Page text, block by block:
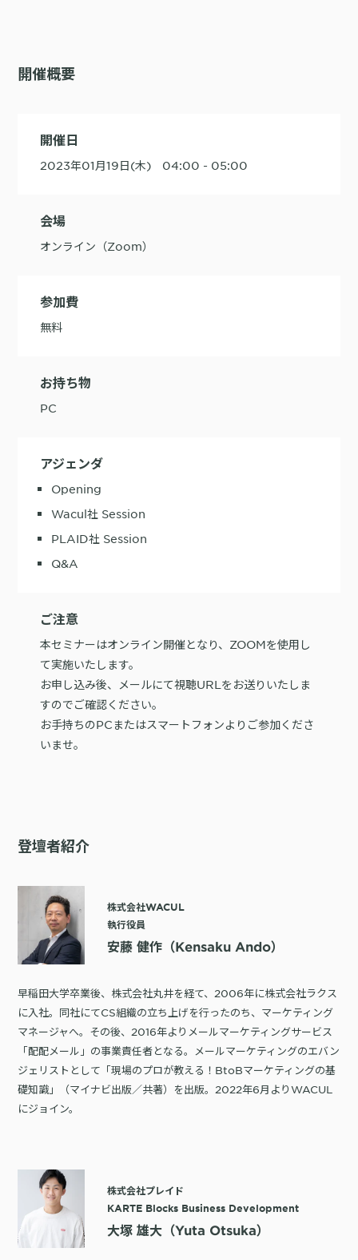
アプリケーション開発
施策事例
購入前の「迷い」をAIエージェントで即時解決。問い合わせ電話の対応
コスト1/3とCVR20%向上を実現
1st Party Dataを活用したコンバージョン補完で広告効果を改善
セキュリティ
開催概要
開催日
2023年01月19日(木) 04:00 - 05:00
会場
オンライン（Zoom）
参加費
無料
お持ち物
PC
アジェンダ
Opening
Wacul社 Session
PLAID社 Session
Q&A
ご注意
本セミナーはオンライン開催となり、ZOOMを使用し
て実施いたします。
お申し込み後、メールにて視聴URLをお送りいたしま
すのでご確認ください。
お手持ちのPCまたはスマートフォンよりご参加くださ
いませ。
登壇者紹介
株式会社WACUL
執行役員
安藤 健作（Kensaku Ando）
早稲田大学卒業後、株式会社丸井を経て、2006年に株式会社ラクス
に入社。同社にてCS組織の立ち上げを行ったのち、マーケティング
マネージャへ。その後、2016年よりメールマーケティングサービス
「配配メール」の事業責任者となる。メールマーケティングのエバン
ジェリストとして「現場のプロが教える！BtoBマーケティングの基
礎知識」（マイナビ出版／共著）を出版。2022年6月よりWACUL
にジョイン。
株式会社プレイド
KARTE Blocks Business Development
大塚 雄大（Yuta Otsuka）